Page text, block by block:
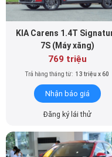
769 triệu
Trả hàng tháng từ: 13 triệu x 60
Nhận báo giá
Đăng ký lái thử